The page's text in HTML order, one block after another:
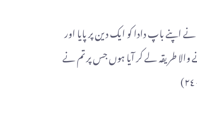
باپ دادا کو ایک دین پر پایا اور
طریقہ لے کر آیا ہوں جس پر تم نے